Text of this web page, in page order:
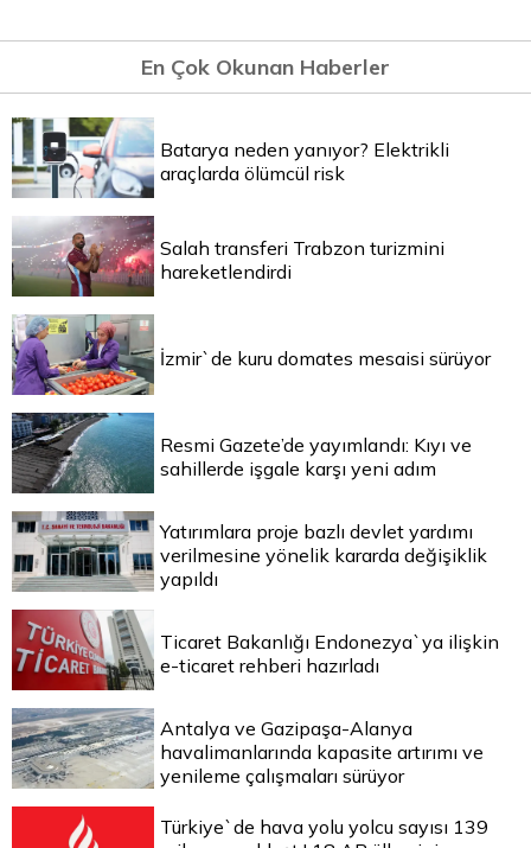
En Çok Okunan Haberler
Batarya neden yanıyor? Elektrikli
araçlarda ölümcül risk
Salah transferi Trabzon turizmini
hareketlendirdi
İzmir`de kuru domates mesaisi sürüyor
Resmi Gazete’de yayımlandı: Kıyı ve
sahillerde işgale karşı yeni adım
Yatırımlara proje bazlı devlet yardımı
verilmesine yönelik kararda değişiklik
yapıldı
Ticaret Bakanlığı Endonezya`ya ilişkin
e-ticaret rehberi hazırladı
Antalya ve Gazipaşa-Alanya
havalimanlarında kapasite artırımı ve
yenileme çalışmaları sürüyor
Türkiye`de hava yolu yolcu sayısı 139